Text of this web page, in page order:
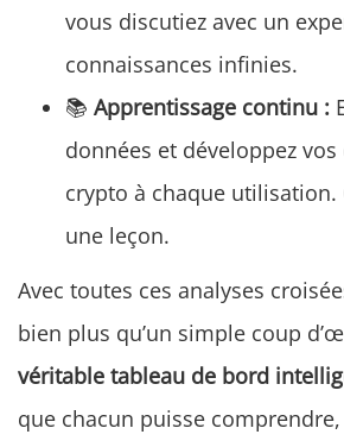
vous discutiez avec un
connaissances infinies.
📚 Apprentissage continu :
données et développez
crypto à chaque utilisation.
une leçon.
Avec toutes ces analyses
bien plus qu’un simple coup
véritable tableau de bord
que chacun puisse